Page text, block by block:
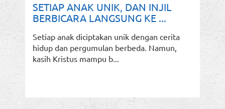
SETIAP ANAK UNIK, DAN INJIL
BERBICARA LANGSUNG KE ...
Setiap anak diciptakan unik dengan cerita
hidup dan pergumulan berbeda. Namun,
kasih Kristus mampu b...